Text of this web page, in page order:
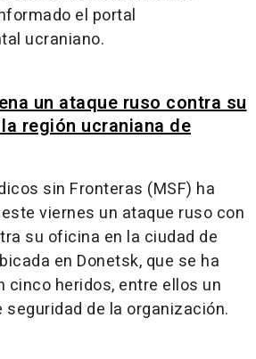
el portal
ucraniano.
un ataque ruso contra su
región ucraniana de
sin Fronteras (MSF) ha
viernes un ataque ruso con
su oficina en la ciudad de
en Donetsk, que se ha
cinco heridos, entre ellos un
seguridad de la organización.